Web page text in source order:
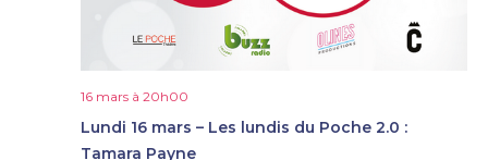
Lundi 16 mars – Les lundis du Poche 2.0 :
Tamara Payne
16 mars à 20h00